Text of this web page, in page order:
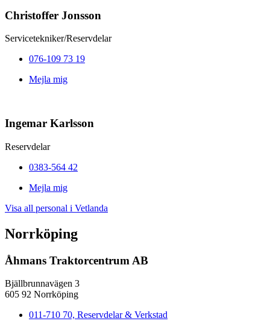
Christoffer Jonsson
Servicetekniker/Reservdelar
076-109 73 19
Mejla mig
Ingemar Karlsson
Reservdelar
0383-564 42
Mejla mig
Visa all personal i Vetlanda
Norrköping
Åhmans Traktorcentrum AB
Bjällbrunnavägen 3
605 92 Norrköping
011-710 70, Reservdelar & Verkstad